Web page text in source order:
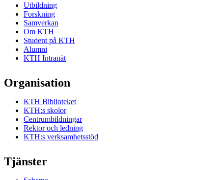
Utbildning
Forskning
Samverkan
Om KTH
Student på KTH
Alumni
KTH Intranät
Organisation
KTH Biblioteket
KTH:s skolor
Centrumbildningar
Rektor och ledning
KTH:s verksamhetsstöd
Tjänster